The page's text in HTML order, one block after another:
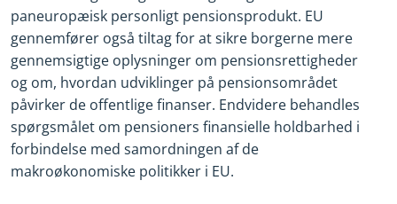
paneuropæisk personligt pensionsprodukt. EU
gennemfører også tiltag for at sikre borgerne mere
gennemsigtige oplysninger om pensionsrettigheder
og om, hvordan udviklinger på pensionsområdet
påvirker de offentlige finanser. Endvidere behandles
spørgsmålet om pensioners finansielle holdbarhed i
forbindelse med samordningen af de
makroøkonomiske politikker i EU.